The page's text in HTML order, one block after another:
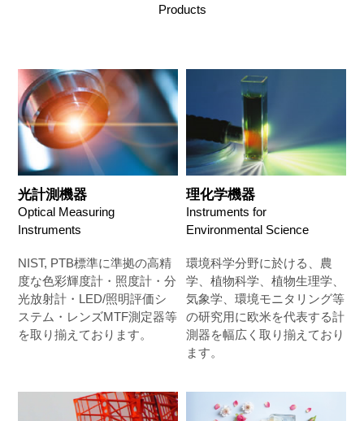
Products
光計測機器
Optical Measuring
Instruments
NIST, PTB標準に準拠の高精
度な色彩輝度計・照度計・分
光放射計・LED/照明評価シ
ステム・レンズMTF測定器等
を取り揃えております。
理化学機器
Instruments for
Environmental Science
環境科学分野に於ける、農
学、植物科学、植物生理学、
気象学、環境モニタリング等
の研究用に欧米を代表する計
測器を幅広く取り揃えており
ます。